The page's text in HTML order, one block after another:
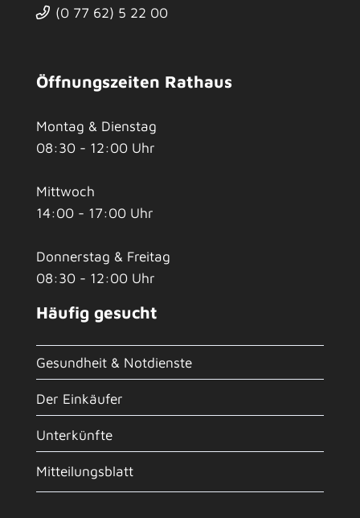
(0 77 62) 5 22 00
Öffnungszeiten Rathaus
Montag & Dienstag
08:30 - 12:00 Uhr
Mittwoch
14:00 - 17:00 Uhr
Donnerstag & Freitag
08:30 - 12:00 Uhr
Häufig gesucht
Gesundheit & Notdienste
Der Einkäufer
Unterkünfte
Mitteilungsblatt